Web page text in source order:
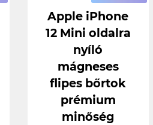
Apple iPhone
12 Mini oldalra
nyíló
mágneses
flipes bőrtok
prémium
minőség